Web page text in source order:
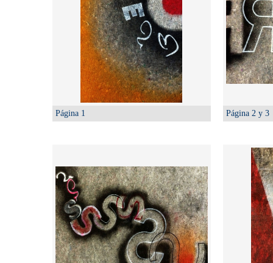
Página 1 Página 2 y 3